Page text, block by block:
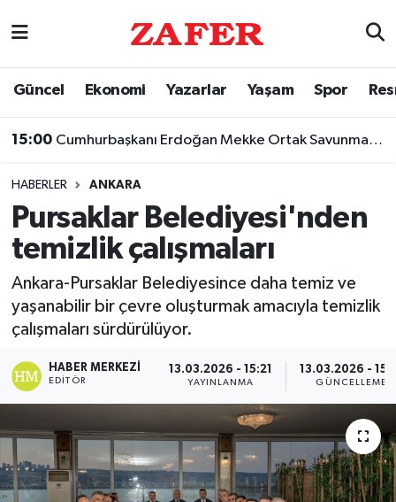
Güncel Ekonomi Yazarlar Yaşam Spor
15:00 Cumhurbaşkanı Erdoğan Mekke Ortak Savunma Anlaşması'nı imzaladı
HABERLER ANKARA
Pursaklar Belediyesi'nden
temizlik çalışmaları
Ankara-Pursaklar Belediyesince daha temiz ve
yaşanabilir bir çevre oluşturmak amacıyla temizlik
çalışmaları sürdürülüyor.
HABER MERKEZI
EDITÖR
13.03.2026 - 15:21
YAYINLANMA
13.03.2026 -
GÜNCELLEME
Nöbetçi Eczaneler
Trafik Durumu
Süper Lig Puan Durumu ve Fikstür
Tüm Manşetler
Son Dakika Haberleri
Haber Arşivi